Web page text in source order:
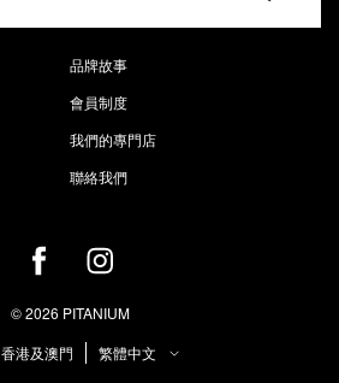
品牌故事
會員制度
我們的專門店
聯絡我們
© 2026 PITANIUM
香港及澳門
繁體中文